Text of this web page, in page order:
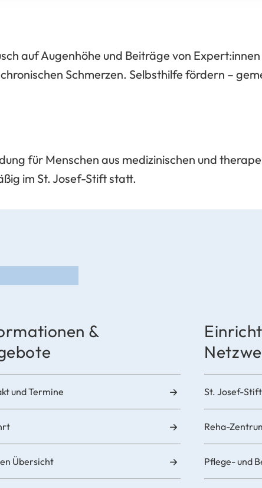
auf Augenhöhe und Beiträge von
Schmerzen. Selbsthilfe fördern –
für Menschen aus medizinischen und
im St. Josef-Stift statt.
&
und Termine
Übersicht
St. Josef-
Reha-
Pflege- und